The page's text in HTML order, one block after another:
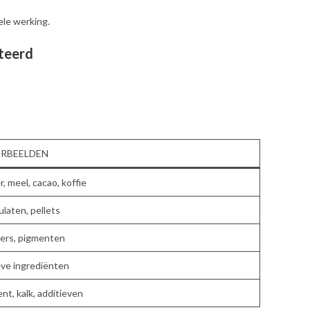
werking.
meel, cacao, koffie
pellets
pigmenten
ingrediënten
kalk, additieven